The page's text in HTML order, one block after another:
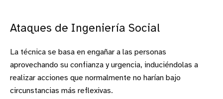
Ataques de Ingeniería Social
La técnica se basa en engañar a las personas
aprovechando su confianza y urgencia, induciéndolas a
realizar acciones que normalmente no harían bajo
circunstancias más reflexivas.